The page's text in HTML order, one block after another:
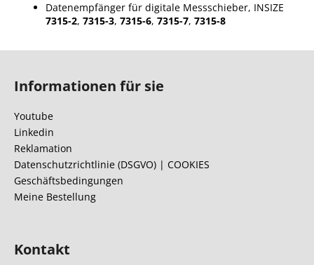
Datenempfänger für digitale Messschieber, INSIZE
7315-2, 7315-3, 7315-6, 7315-7, 7315-8
Informationen für sie
Youtube
Linkedin
Reklamation
Datenschutzrichtlinie (DSGVO) | COOKIES
Geschäftsbedingungen
Meine Bestellung
Kontakt